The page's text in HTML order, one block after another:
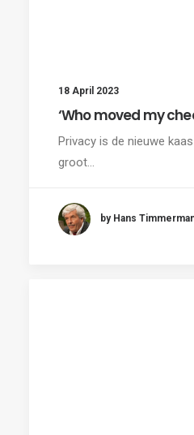
18 April 2023
‘Who moved my
Privacy is de nieuwe
groot…
by Hans